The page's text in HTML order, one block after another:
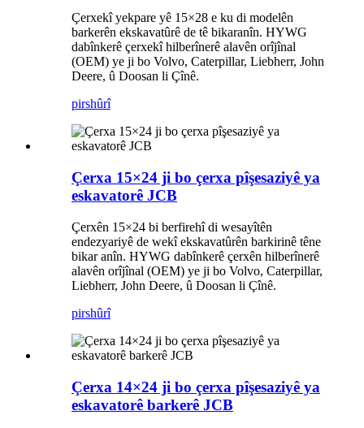
Çerxekî yekpare yê 15×28 e ku di modelên
barkerên ekskavatûrê de tê bikaranîn. HYWG
dabînkerê çerxekî hilberînerê alavên orîjînal
(OEM) ye ji bo Volvo, Caterpillar, Liebherr, John
Deere, û Doosan li Çînê.
pirshûrî
Çerxa 15×24 ji bo çerxa pîşesaziyê ya
eskavatorê JCB
Çerxên 15×24 bi berfirehî di wesayîtên
endezyariyê de wekî ekskavatûrên barkirinê têne
bikar anîn. HYWG dabînkerê çerxên hilberînerê
alavên orîjînal (OEM) ye ji bo Volvo, Caterpillar,
Liebherr, John Deere, û Doosan li Çînê.
pirshûrî
Çerxa 14×24 ji bo çerxa pîşesaziyê ya
eskavatorê barkerê JCB